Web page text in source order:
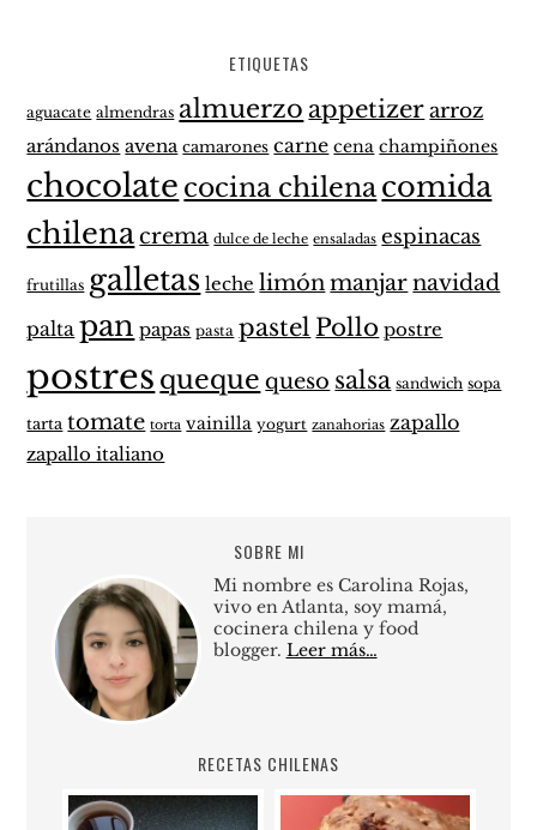
ETIQUETAS
aguacate almendras almuerzo appetizer arroz
arándanos avena camarones carne cena champiñones
chocolate cocina chilenacomida
chilenacrema dulce de leche ensaladas espinacas
frutillas galletas leche limónmanjarnavidad
palta pan papas pasta pastel Pollo postre
postres queque queso salsa sandwich sopa
tarta tomate torta vainilla yogurt zanahorias zapallo
zapallo italiano
SOBRE MI
Mi nombre es Carolina Rojas,
vivo en Atlanta, soy mamá,
cocinera chilena y food
blogger. Leer más…
RECETAS CHILENAS